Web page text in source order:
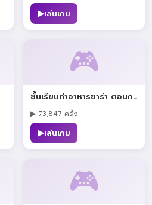
▶เล่นเกม
🎮
ชั้นเรียนทำอาหารซาร่า ตอนกริลพอร์คชอป
▶ 73,847 ครั้ง
▶เล่นเกม
🎮